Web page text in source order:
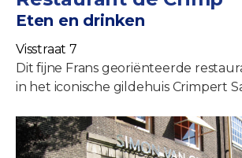
Eten en drinken
Visstraat 7
Dit fijne Frans georiënteerde
in het iconische gildehuis Crimpert